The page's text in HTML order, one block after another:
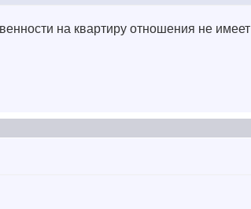
на квартиру отношения не имеет